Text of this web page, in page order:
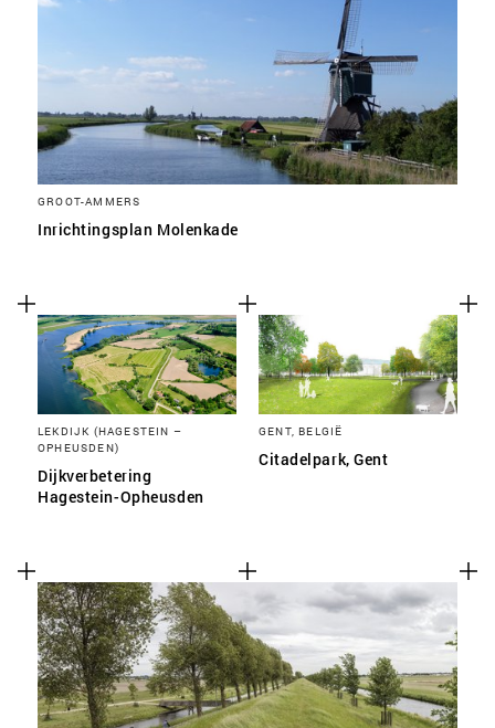
GROOT-AMMERS
Inrichtingsplan Molenkade
LEKDIJK (HAGESTEIN –
OPHEUSDEN)
Dijkverbetering
Hagestein-Opheusden
GENT, BELGIË
Citadelpark, Gent